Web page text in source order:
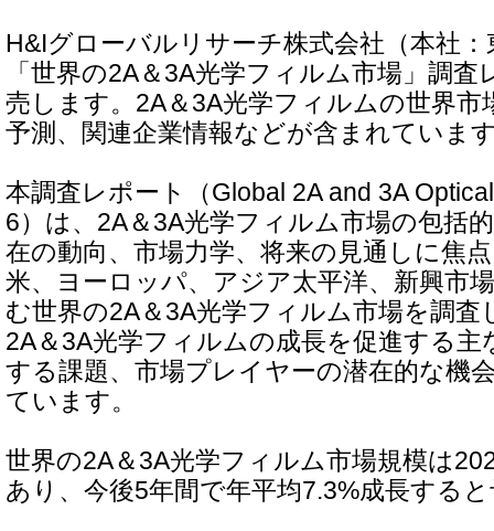
H&Iグローバルリサーチ株式会社（本社
「世界の2A＆3A光学フィルム市場」調
売します。2A＆3A光学フィルムの世界市
予測、関連企業情報などが含まれていま
本調査レポート（Global 2A and 3A
6）は、2A＆3A光学フィルム市場の包括
在の動向、市場力学、将来の見通しに焦
米、ヨーロッパ、アジア太平洋、新興市
む世界の2A＆3A光学フィルム市場を調
2A＆3A光学フィルムの成長を促進する主
する課題、市場プレイヤーの潜在的な機
ています。
世界の2A＆3A光学フィルム市場規模は
あり、今後5年間で年平均7.3%成長する